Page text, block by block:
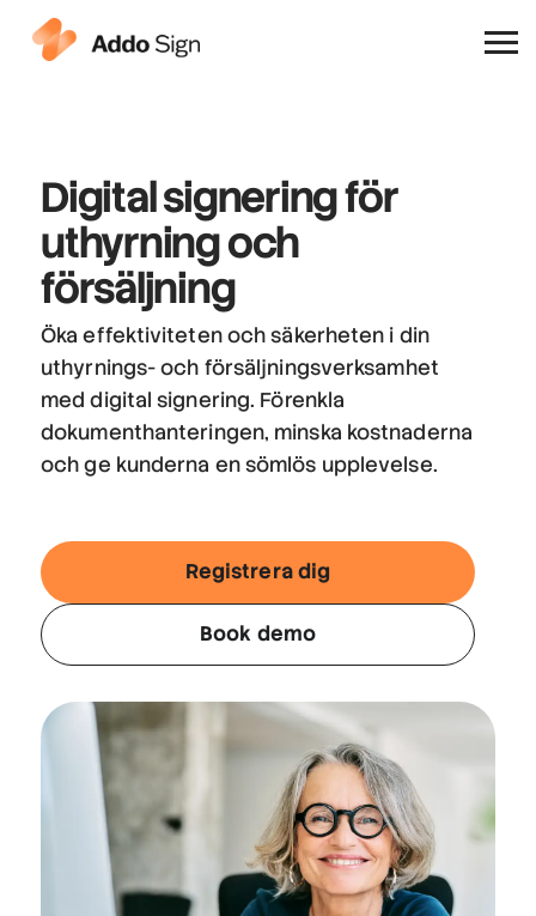
Varför Addo Sign
Digital signeringför
uthyrning och
försäljning
Öka effektiviteten och säkerheten i din
uthyrnings- och försäljningsverksamhet
med digital signering. Förenkla
dokumenthanteringen, minska kostnaderna
och ge kunderna en sömlös upplevelse.
Registrera dig
Book demo